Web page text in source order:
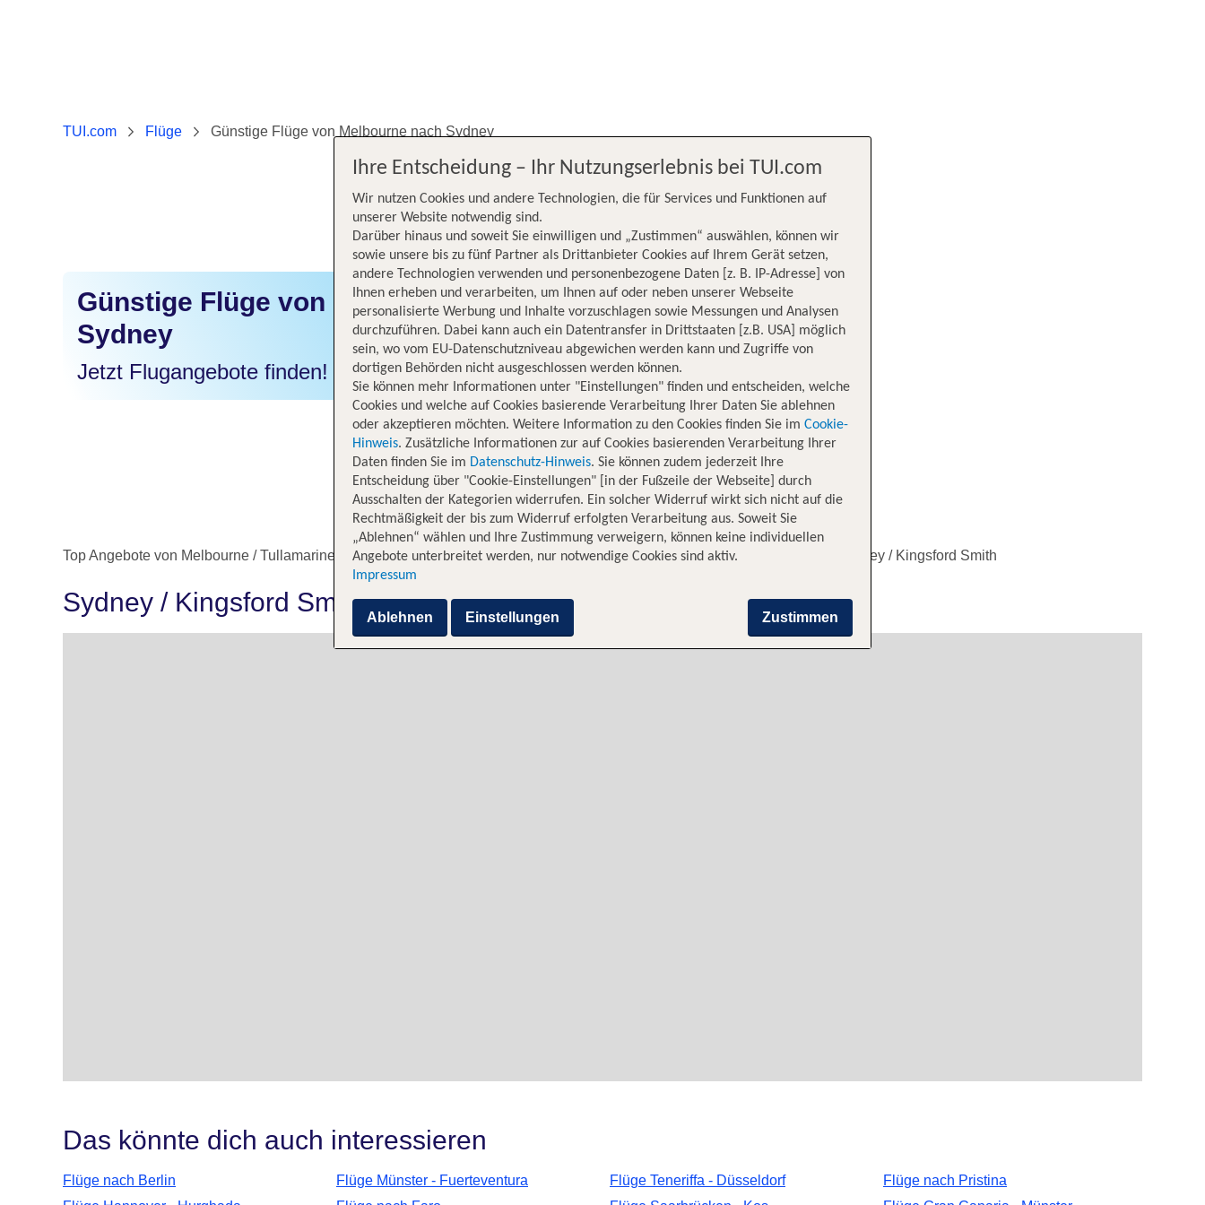
TUI.com Flüge Günstige Flüge von Melbourne nach Sydney
Günstige Flüge von Melbourne nach
Sydney
Jetzt Flugangebote finden!
Top Angebote von Melbourne / Tullamarine nach Sydney / Kingsford Smith Alternative Flugverbindungen nach Sydney / Kingsford Smith
Sydney / Kingsford Smith erkunden
Das könnte dich auch interessieren
Flüge nach Berlin Flüge Münster - Fuerteventura Flüge Teneriffa - Düsseldorf
Flüge nach Pristina
Ihre Entscheidung – Ihr Nutzungserlebnis bei TUI.com
Wir nutzen Cookies und andere Technologien, die für Services und Funktionen auf
unserer Website notwendig sind.
Darüber hinaus und soweit Sie einwilligen und „Zustimmen“ auswählen, können wir
sowie unsere bis zu fünf Partner als Drittanbieter Cookies auf Ihrem Gerät setzen,
andere Technologien verwenden und personenbezogene Daten [z. B. IP-Adresse] von
Ihnen erheben und verarbeiten, um Ihnen auf oder neben unserer Webseite
personalisierte Werbung und Inhalte vorzuschlagen sowie Messungen und Analysen
durchzuführen. Dabei kann auch ein Datentransfer in Drittstaaten [z.B. USA] möglich
sein, wo vom EU-Datenschutzniveau abgewichen werden kann und Zugriffe von
dortigen Behörden nicht ausgeschlossen werden können.
Sie können mehr Informationen unter "Einstellungen" finden und entscheiden, welche
Cookies und welche auf Cookies basierende Verarbeitung Ihrer Daten Sie ablehnen
oder akzeptieren möchten. Weitere Information zu den Cookies finden Sie im Cookie-
Hinweis. Zusätzliche Informationen zur auf Cookies basierenden Verarbeitung Ihrer
Daten finden Sie im Datenschutz-Hinweis. Sie können zudem jederzeit Ihre
Entscheidung über "Cookie-Einstellungen" [in der Fußzeile der Webseite] durch
Ausschalten der Kategorien widerrufen. Ein solcher Widerruf wirkt sich nicht auf die
Rechtmäßigkeit der bis zum Widerruf erfolgten Verarbeitung aus. Soweit Sie
„Ablehnen“ wählen und Ihre Zustimmung verweigern, können keine individuellen
Angebote unterbreitet werden, nur notwendige Cookies sind aktiv.
Impressum
Zustimmen
Ablehnen Einstellungen